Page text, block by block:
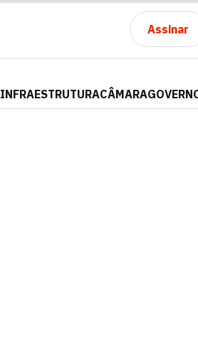
Assinar
INFRAESTRUTURACÂMARA